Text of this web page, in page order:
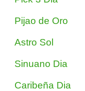
Pijao de Oro
Astro Sol
Sinuano Dia
Caribeña Dia